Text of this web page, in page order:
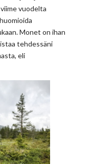
vuodelta
Monet on ihan
tehdessäni
eli